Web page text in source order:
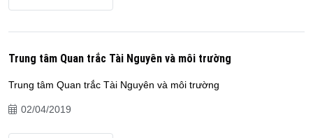
Trung tâm Quan trắc Tài Nguyên và môi trường
Trung tâm Quan trắc Tài Nguyên và môi trường
02/04/2019